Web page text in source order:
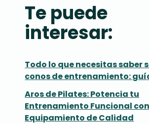
Te puede
interesar:
Todo lo que necesitas saber
conos de entrenamiento:
Aros de Pilates: Potencia tu
Entrenamiento Funcional
Equipamiento de Calidad